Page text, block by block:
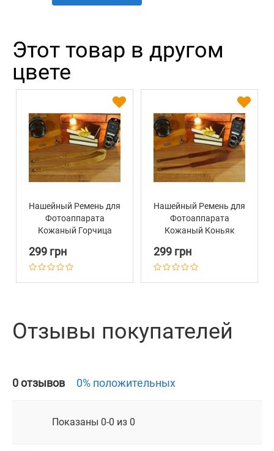
Этот товар в другом
цвете
Нашейный Ремень для
Фотоаппарата
Кожаный Горчица
299 грн
Нашейный Ремень для
Фотоаппарата
Кожаный Коньяк
299 грн
Отзывы покупателей
0 отзывов 0% положительных
Показаны 0-0 из 0